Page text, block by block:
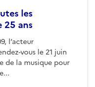
les
25 ans
l’acteur
vous le 21 juin
de la musique pour